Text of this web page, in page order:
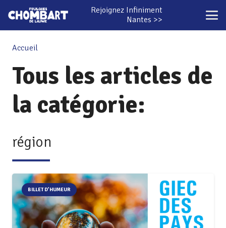
Rejoignez Infiniment
Nantes >>
Accueil
Tous les articles de
la catégorie:
région
BILLET D’HUMEUR